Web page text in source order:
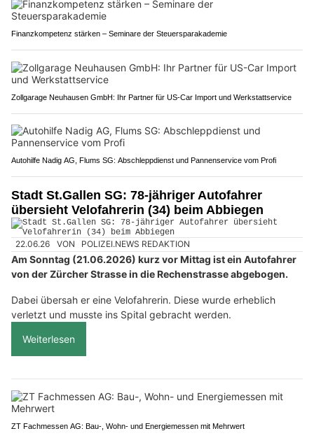
Finanzkompetenz stärken – Seminare der Steuersparakademie
Zollgarage Neuhausen GmbH: Ihr Partner für US-Car Import und Werkstattservice
Autohilfe Nadig AG, Flums SG: Abschleppdienst und Pannenservice vom Profi
Stadt St.Gallen SG: 78-jähriger Autofahrer
übersieht Velofahrerin (34) beim Abbiegen
22.06.26 VON POLIZEI.NEWS REDAKTION
Am Sonntag (21.06.2026) kurz vor Mittag ist ein Autofahrer
von der Zürcher Strasse in die Rechenstrasse abgebogen.
Dabei übersah er eine Velofahrerin. Diese wurde erheblich
verletzt und musste ins Spital gebracht werden.
Weiterlesen
ZT Fachmessen AG: Bau-, Wohn- und Energiemessen mit Mehrwert